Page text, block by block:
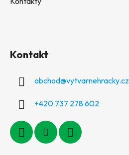
Kontakt
obchod@vytvarnehracky.cz
+420 737 278 602